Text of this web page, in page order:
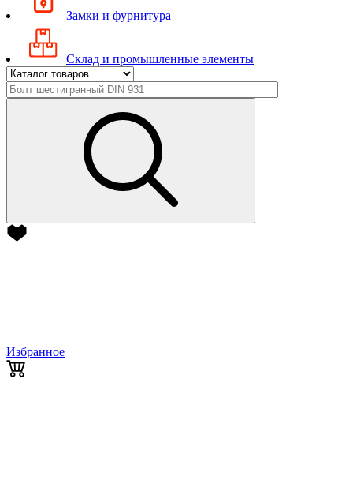
Замки и фурнитура
Склад и промышленные элементы
Избранное